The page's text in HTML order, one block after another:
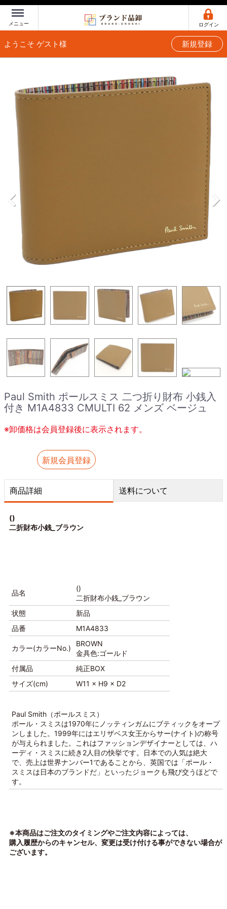
Menu
メニュー ログイン
ようこそ ゲスト様 新規登録
Paul Smith ポールスミス 二つ折り財布 小銭入
付き M1A4833 CMULTI 62 メンズ ベージュ
※卸価格は会員登録後に表示されます。
新規会員登録
商品詳細 送料について
()
二折財布小銭_ブラウン
品名
()
二折財布小銭_ブラウン
状態
新品
品番
M1A4833
カラー(カラーNo.)
BROWN
金具色:ゴールド
付属品
純正BOX
サイズ(cm)
W11 × H9 × D2
Paul Smith（ポールスミス）
ポール・スミスは1970年にノッティンガムにブティックをオープ
ンしました。1999年にはエリザベス女王からサー(ナイト)の称号
が与えられました。これはファッションデザイナーとしては、ハ
ーディ・スミスに続き2人目の快挙です。日本での人気は絶大
で、売上は世界ナンバー1であることから、英国では「ポール・
スミスは日本のブランドだ」といったジョークも飛び交うほどで
す。
※本商品はご注文のタイミングやご注文内容によっては、
購入履歴からのキャンセル、変更は受け付ける事ができない場合が
ございます。